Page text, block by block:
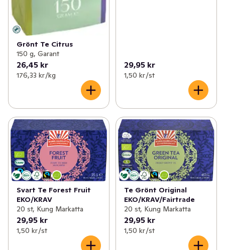
Grönt Te Citrus
150 g, Garant
26,45 kr
176,33 kr /kg
29,95 kr
1,50 kr /st
Svart Te Forest Fruit
EKO/KRAV
20 st, Kung Markatta
29,95 kr
1,50 kr /st
Te Grönt Original
EKO/KRAV/Fairtrade
20 st, Kung Markatta
29,95 kr
1,50 kr /st